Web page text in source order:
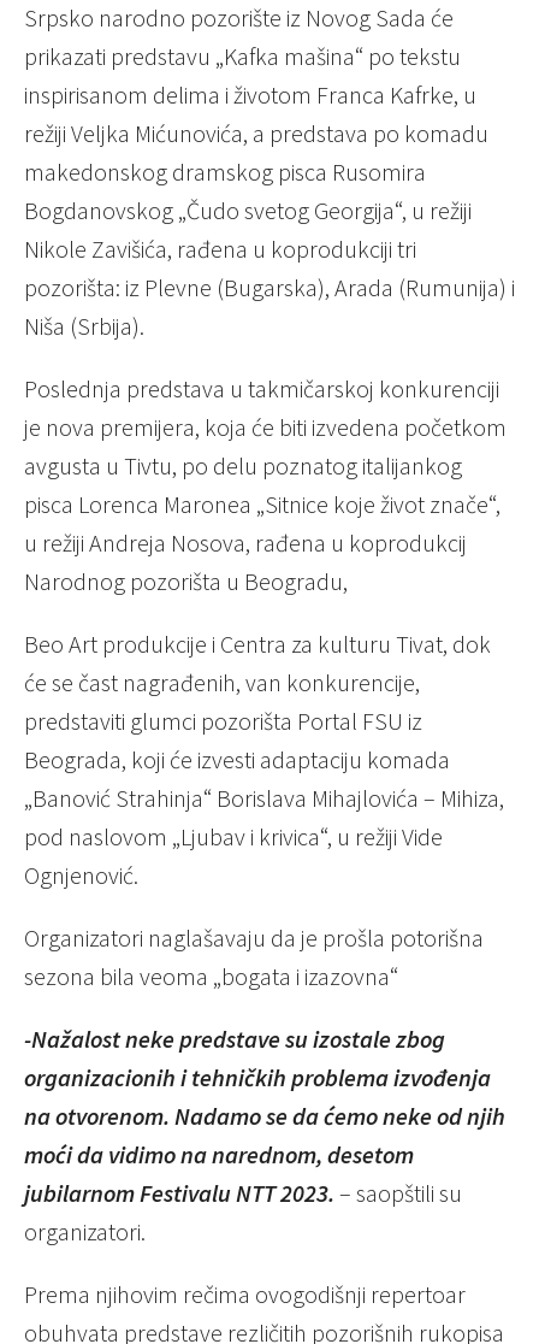
Srpsko narodno pozorište iz Novog Sada će
prikazati predstavu „Kafka mašina“ po tekstu
inspirisanom delima i životom Franca Kafrke, u
režiji Veljka Mićunovića, a predstava po komadu
makedonskog dramskog pisca Rusomira
Bogdanovskog „Čudo svetog Georgija“, u režiji
Nikole Zavišića, rađena u koprodukciji tri
pozorišta: iz Plevne (Bugarska), Arada (Rumunija) i
Niša (Srbija).
Poslednja predstava u takmičarskoj konkurenciji
je nova premijera, koja će biti izvedena početkom
avgusta u Tivtu, po delu poznatog italijankog
pisca Lorenca Maronea „Sitnice koje život znače“,
u režiji Andreja Nosova, rađena u koprodukcij
Narodnog pozorišta u Beogradu,
Beo Art produkcije i Centra za kulturu Tivat, dok
će se čast nagrađenih, van konkurencije,
predstaviti glumci pozorišta Portal FSU iz
Beograda, koji će izvesti adaptaciju komada
„Banović Strahinja“ Borislava Mihajlovića – Mihiza,
pod naslovom „Ljubav i krivica“, u režiji Vide
Ognjenović.
Organizatori naglašavaju da je prošla potorišna
sezona bila veoma „bogata i izazovna“
-Nažalost neke predstave su izostale zbog
organizacionih i tehničkih problema izvođenja
na otvorenom. Nadamo se da ćemo neke od njih
moći da vidimo na narednom, desetom
jubilarnom Festivalu NTT 2023. – saopštili su
organizatori.
Prema njihovim rečima ovogodišnji repertoar
obuhvata predstave rezličitih pozorišnih rukopisa